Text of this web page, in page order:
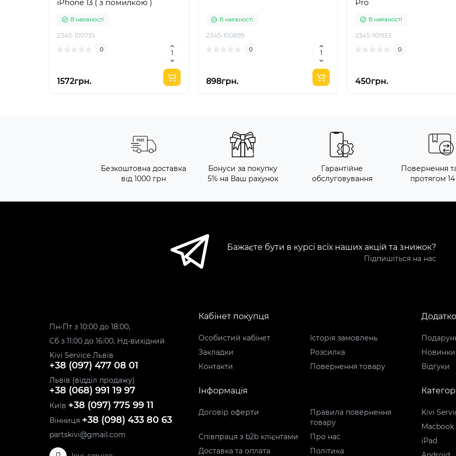
iPhone 13 ( з помилкою )
В наявності
2345-100735
0
1572грн.
В наявності
2345-100699
0
898грн.
Pro
В наявності
2345-101933
0
450грн.
Безкоштовна доставка
від 1000 грн
Бонуси за покупку
5% на Ваш рахунок
Гарантійне
обслуговування
Повернення
протягом 14
Бажаєте бути в курсі всіх наших акцій та знижок?
Підпишіться на нас
Пн-Пт з 10:00 до 18:00,
Сб з 11:00 до 16:00, Нд-вихідний
Kivi Service Львів
+38 (097) 477 08 01
Львів (відділ продажу)
+38 (068) 991 19 97
Київ +38 (097) 775 99 11
Вінниця +38 (098) 433 80 63
partskivi@gmail.com
Кабінет покупця
Особистий кабінет
Історія замовлень
Закладки
Розсилка
Контакти
Повернення товару
Новинки
Відгуки
Інформація
Договір оферти
Правила повернення
товару
Співпраця з b2b клієнтами
Про нас
Доставка та оплата
Політика
Kivi
Macbook
iPad